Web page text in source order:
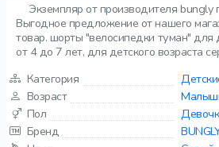
Экземпляр от производителя bungly
Выгодное предложение от нашего
товар. шорты "велосипедки туман" для
от 4 до 7 лет, для детского возраста
Категория
Возраст
Пол
Бренд